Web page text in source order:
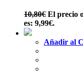
10,80€ El precio
es: 9,99€.
Añadir al